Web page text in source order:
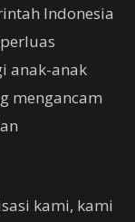
Indonesia
anak-anak
mengancam
kami, kami